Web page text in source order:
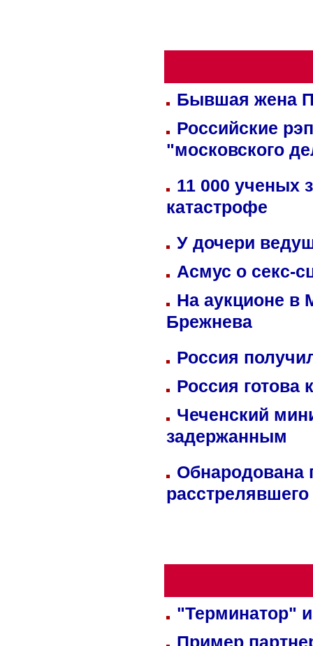
Бывшая жена
Российские
"московского
11 000 ученых
катастрофе
У дочери
Асмус о секс-
На аукционе в
Брежнева
Россия
Россия готова
Чеченский
задержанным
Обнародована
"Терминатор"